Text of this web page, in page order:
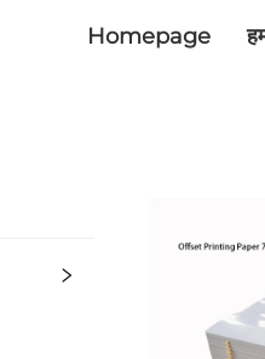
Homepage